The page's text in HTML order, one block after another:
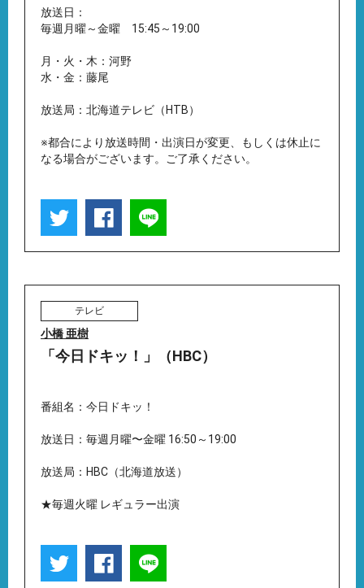
放送日：
毎週月曜～金曜 15:45～19:00
月・火・木：河野
水・金：藤尾
放送局：北海道テレビ（HTB）
※都合により放送時間・出演日が変更、もしくは休止に
なる場合がございます。ご了承ください。
テレビ
小橋 亜樹
「今日ドキッ！」（HBC）
番組名：今日ドキッ！
放送日：毎週月曜〜金曜 16:50～19:00
放送局：HBC（北海道放送）
★毎週火曜 レギュラー出演